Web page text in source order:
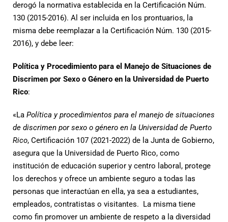
derogó la normativa establecida en la Certificación Núm.
130 (2015-2016). Al ser incluida en los prontuarios, la
misma debe reemplazar a la Certificación Núm. 130 (2015-
2016), y debe leer:
Política y Procedimiento para el Manejo de Situaciones de
Discrimen por Sexo o Género en la Universidad de Puerto
Rico:
«La Política y procedimientos para el manejo de situaciones
de discrimen por sexo o género en la Universidad de Puerto
Rico, Certificación 107 (2021-2022) de la Junta de Gobierno,
asegura que la Universidad de Puerto Rico, como
institución de educación superior y centro laboral, protege
los derechos y ofrece un ambiente seguro a todas las
personas que interactúan en ella, ya sea a estudiantes,
empleados, contratistas o visitantes. La misma tiene
como fin promover un ambiente de respeto a la diversidad